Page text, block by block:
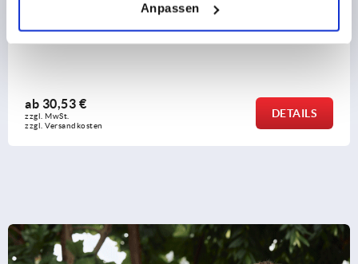
Anpassen
DETAILS
Rohrverbinder Fuß Kunststoff für